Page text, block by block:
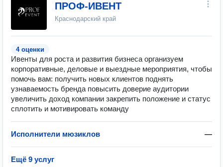
ПРОФ-ИВЕНТ
Краснодарский край
4 оценки
Ивенты для роста и развития бизнеса организуем
корпоративные, деловые и выездные мероприятия, чтобы
помочь вам: получить новых клиентов поднять
узнаваемость бренда повысить доверие аудитории
увеличить доход компании закрепить положение и статус
сплотить и мотивировать команду
Исполнители мюзиклов —
Ещё 9 услуг